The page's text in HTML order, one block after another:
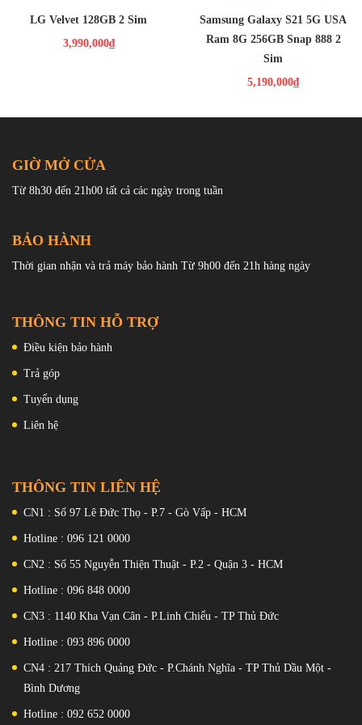
Ngoài màn hình hiển thị, realme đã nâng cấp chất lượng âm thanh
ấn tượng. Thiết bị này có loa stereo kép được điều chỉnh bởi Dolby
Atmos, mang lại trải nghiệm âm thanh vòm. Chất lượng âm thanh
phim mà không cần sử dụng loa ngoài hoặc tai nghe.
LG Velvet 128GB 2 Sim
3,990,000₫
Samsung Galaxy S21 5G USA
Ram 8G 256GB Snap 888 2
Sim
5,190,000₫
GIỜ MỞ CỬA
Từ 8h30 đến 21h00 tất cả các ngày trong tuần
BẢO HÀNH
Thời gian nhận và trả máy bảo hành Từ 9h00 đến 21h hàng ngày
THÔNG TIN HỖ TRỢ
Điều kiện bảo hành
Trả góp
Tuyển dụng
Liên hệ
THÔNG TIN LIÊN HỆ
CN1 : Số 97 Lê Đức Thọ - P.7 - Gò Vấp - HCM
Hotline : 096 121 0000
CN2 : Số 55 Nguyễn Thiện Thuật - P.2 - Quận 3 - HCM
Hotline : 096 848 0000
CN3 : 1140 Kha Vạn Cân - P.Linh Chiểu - TP Thủ Đức
Hotline : 093 896 0000
CN4 : 217 Thích Quảng Đức - P.Chánh Nghĩa - TP Thủ Dầu Một -
Bình Dương
Hotline : 092 652 0000